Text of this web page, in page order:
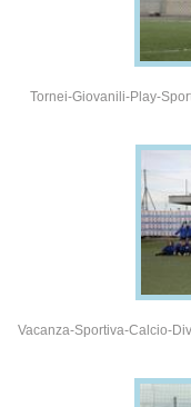
Tornei-Giovanili-Play-
Vacanza-Sportiva-Calcio-